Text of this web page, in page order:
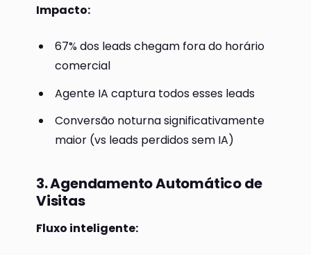
Impacto:
67% dos leads chegam fora do horário
comercial
Agente IA captura todos esses leads
Conversão noturna significativamente
maior (vs leads perdidos sem IA)
3. Agendamento Automático de
Visitas
Fluxo inteligente: